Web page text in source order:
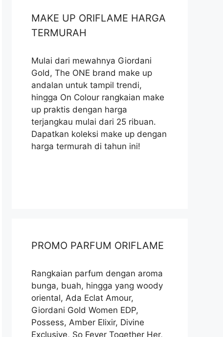
MAKE UP ORIFLAME HARGA
TERMURAH
Mulai dari mewahnya Giordani
Gold, The ONE brand make up
andalan untuk tampil trendi,
hingga On Colour rangkaian make
up praktis dengan harga
terjangkau mulai dari 25 ribuan.
Dapatkan koleksi make up dengan
harga termurah di tahun ini!
PROMO PARFUM ORIFLAME
Rangkaian parfum dengan aroma
bunga, buah, hingga yang woody
oriental, Ada Eclat Amour,
Giordani Gold Women EDP,
Possess, Amber Elixir, Divine
Exclusive, So Fever Together Her,